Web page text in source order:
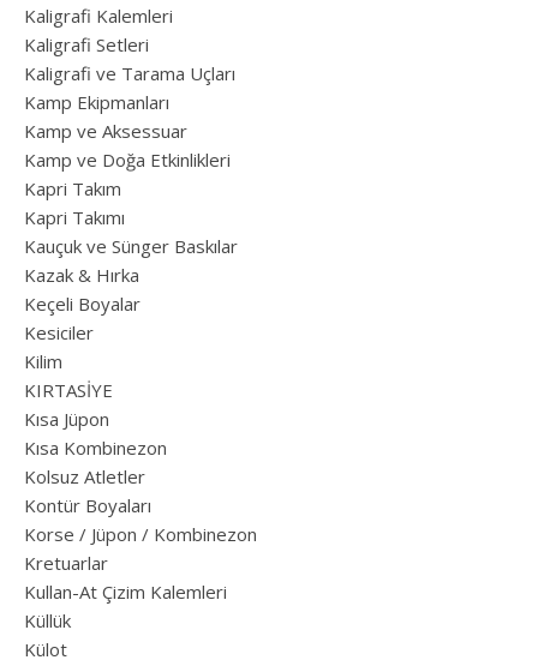
Kaligrafi Kalemleri
Kaligrafi Setleri
Kaligrafi ve Tarama Uçları
Kamp Ekipmanları
Kamp ve Aksessuar
Kamp ve Doğa Etkinlikleri
Kapri Takım
Kapri Takımı
Kauçuk ve Sünger Baskılar
Kazak & Hırka
Keçeli Boyalar
Kesiciler
Kilim
KIRTASİYE
Kısa Jüpon
Kısa Kombinezon
Kolsuz Atletler
Kontür Boyaları
Korse / Jüpon / Kombinezon
Kretuarlar
Kullan-At Çizim Kalemleri
Küllük
Külot